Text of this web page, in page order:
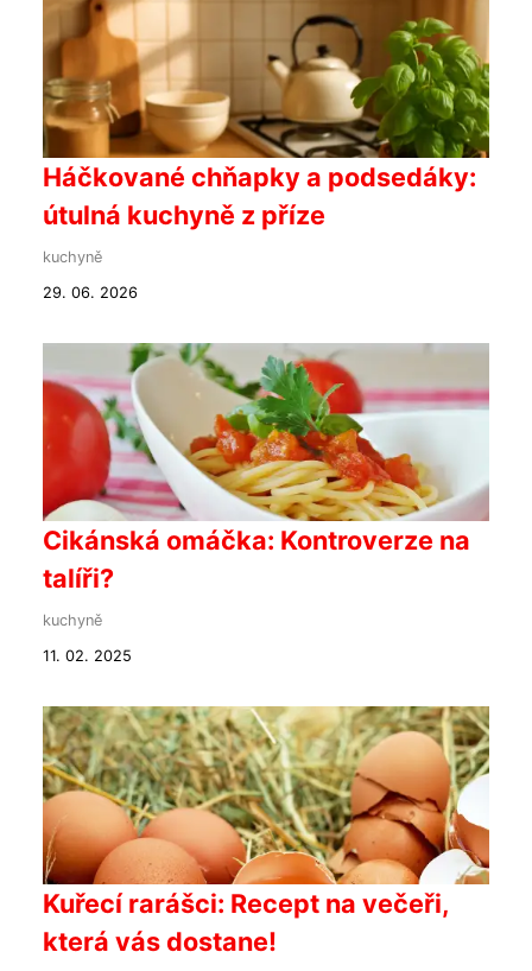
Háčkované chňapky a podsedáky:
útulná kuchyně z příze
kuchyně
29. 06. 2026
Cikánská omáčka: Kontroverze na
talíři?
kuchyně
11. 02. 2025
Kuřecí rarášci: Recept na večeři,
která vás dostane!